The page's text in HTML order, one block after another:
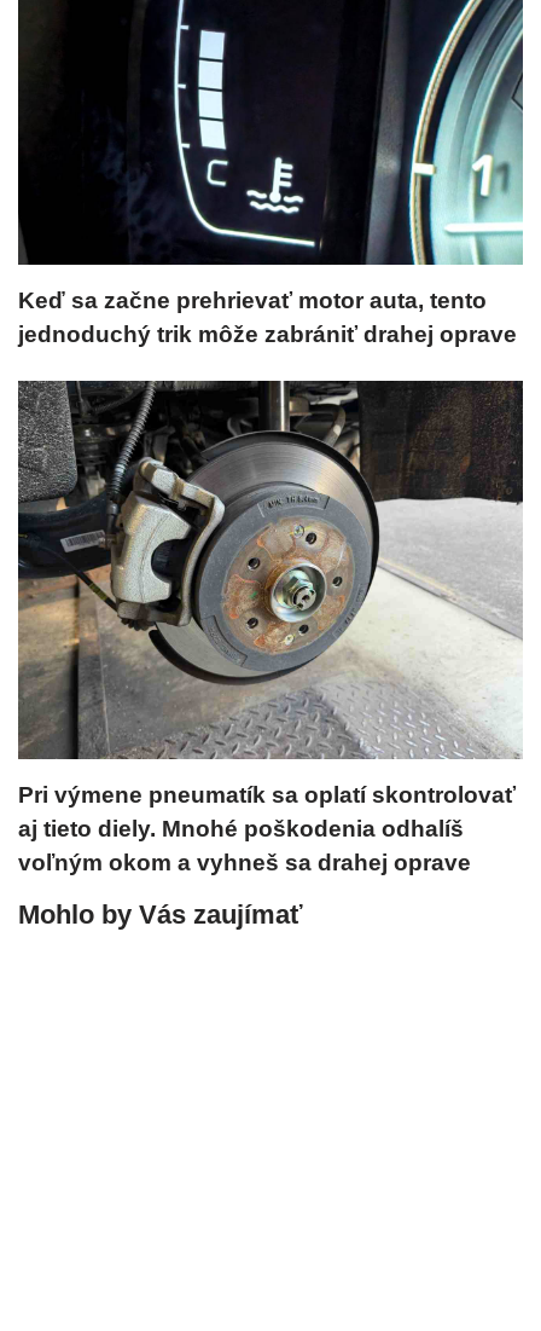
Keď sa začne prehrievať motor auta, tento
jednoduchý trik môže zabrániť drahej oprave
Pri výmene pneumatík sa oplatí skontrolovať
aj tieto diely. Mnohé poškodenia odhalíš
voľným okom a vyhneš sa drahej oprave
Mohlo by Vás zaujímať